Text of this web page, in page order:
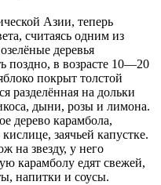
Азии, теперь
считаясь одним из
деревья
поздно, в возрасте 10—20
покрыт толстой
разделённая на дольки
дыни, розы и лимона.
дерево карамбола,
заячьей капустке.
на звезду, у него
карамболу едят свежей,
напитки и соусы.